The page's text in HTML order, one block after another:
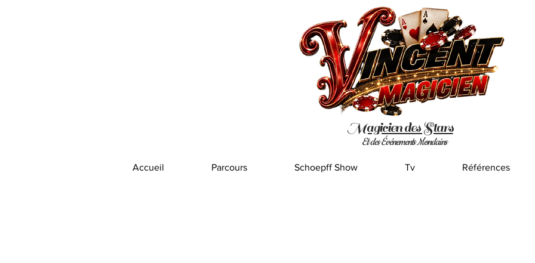
Magicien des Stars
Et des Événements Mondains
Accueil Parcours Schoepff Show Tv Références